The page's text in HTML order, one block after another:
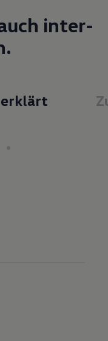
inter­